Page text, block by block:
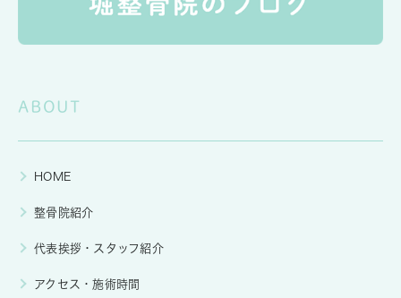
ABOUT
HOME
整骨院紹介
代表挨拶・スタッフ紹介
アクセス・施術時間